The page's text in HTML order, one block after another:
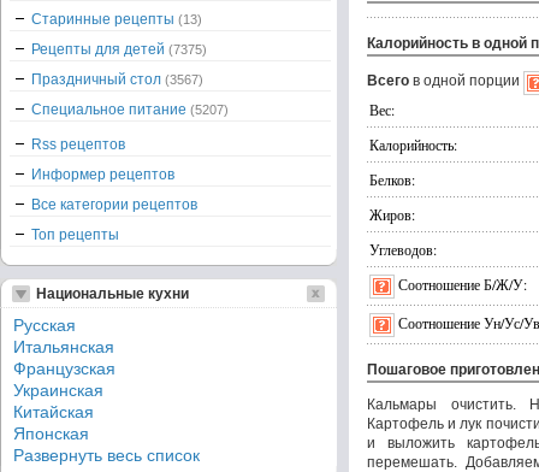
Калорийность в одной
Всего в одной порции
Вес:
Калорийность:
Белков:
Жиров:
Углеводов:
Соотношение Б/Ж/У:
Соотношение Ун/Ус/
Пошаговое
Кальмары очистить.
Картофель и лук
и выложить
перемешать.
Старинные рецепты (13)
Рецепты для детей (7375)
Праздничный стол (3567)
Специальное питание (5207)
Rss рецептов
Информер рецептов
Все категории рецептов
Топ рецепты
Национальные кухни
Русская
Итальянская
Французская
Украинская
Китайская
Японская
Развернуть весь список